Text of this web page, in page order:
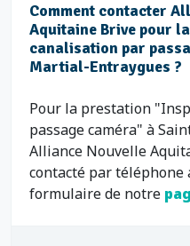
Comment contacter
Aquitaine Brive pour
canalisation par
Martial-Entraygues ?
Pour la prestation
passage caméra" à
Alliance Nouvelle
contacté par téléphone
formulaire de notre